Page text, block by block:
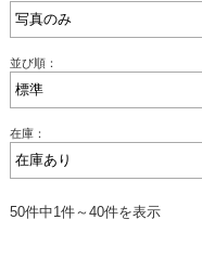
並び順：
在庫：
50件中1件～40件を表示